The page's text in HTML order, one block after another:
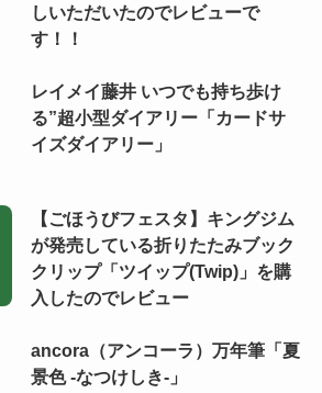
しいただいたのでレビューで
す！！
レイメイ藤井 いつでも持ち歩け
る”超小型ダイアリー「カードサ
イズダイアリー」
【ごほうびフェスタ】キングジム
が発売している折りたたみブック
クリップ「ツイップ(Twip)」を購
入したのでレビュー
ancora（アンコーラ）万年筆「夏
景色 -なつけしき-」